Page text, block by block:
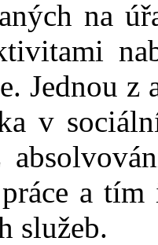
na
Jednou
v
a
služeb.